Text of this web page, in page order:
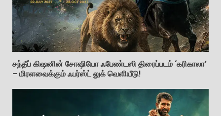
சந்தீப் கிஷனின் சோஷியோ ஃபேண்டஸி திரைப்படம் ‘கரிகாலா’
– மிரளவைக்கும் ஃபர்ஸ்ட் லுக் வெளியீடு!